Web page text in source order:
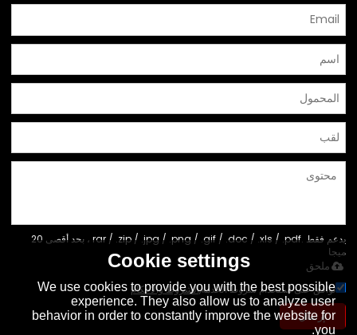
يدعم فقط .rar / .zip / .jpg / .png / .gif / .doc / .xls / .pdf ، بحد أقصى 20
ميجا
ملحق
توافق على استخدام شروط الخدمة,الشروط والاحكام
إرسال
Cookie settings
We use cookies to provide you with the best possible
experience. They also allow us to analyze user
behavior in order to constantly improve the website for
you.